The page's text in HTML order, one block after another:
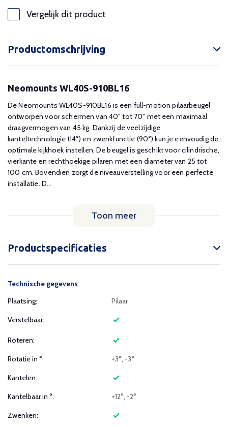
Vergelijk dit product
Productomschrijving
Neomounts WL40S-910BL16
De Neomounts WL40S-910BL16 is een full-motion pilaarbeugel
ontworpen voor schermen van 40" tot 70" met een maximaal
draagvermogen van 45 kg. Dankzij de veelzijdige
kanteltechnologie (14°) en zwenkfunctie (90°) kun je eenvoudig de
optimale kijkhoek instellen. De beugel is geschikt voor cilindrische,
vierkante en rechthoekige pilaren met een diameter van 25 tot
100 cm. Bovendien zorgt de niveauverstelling voor een perfecte
installatie. D...
Toon meer
Productspecificaties
Technische gegevens
Plaatsing:
Pilaar
Verstelbaar:
Roteren:
Rotatie in °: +3°, -3°
Kantelen:
Kantelbaar in °: +12°, -2°
Zwenken: